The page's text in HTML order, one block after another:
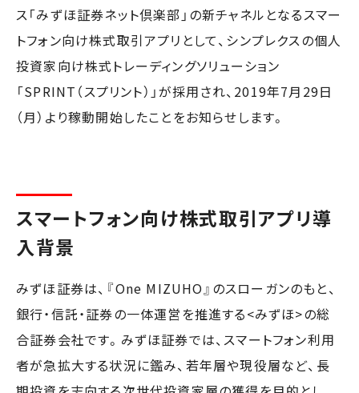
ス「みずほ証券ネット倶楽部」の新チャネルとなるスマー
トフォン向け株式取引アプリとして、シンプレクスの個人
投資家向け株式トレーディングソリューション
「SPRINT（スプリント）」が採用され、2019年7月29日
（月）より稼動開始したことをお知らせします。
スマートフォン向け株式取引アプリ導
入背景
みずほ証券は、『One MIZUHO』のスローガンのもと、
銀行・信託・証券の一体運営を推進する<みずほ>の総
合証券会社です。みずほ証券では、スマートフォン利用
者が急拡大する状況に鑑み、若年層や現役層など、長